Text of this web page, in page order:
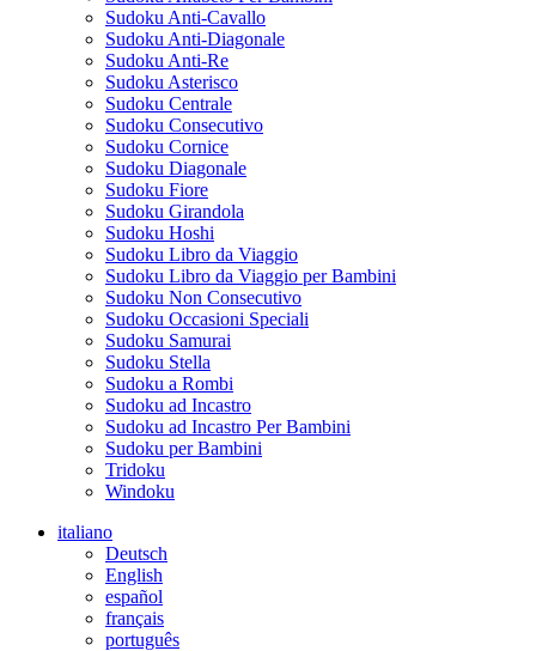
Sudoku Anti-Cavallo
Sudoku Anti-Diagonale
Sudoku Anti-Re
Sudoku Asterisco
Sudoku Centrale
Sudoku Consecutivo
Sudoku Cornice
Sudoku Diagonale
Sudoku Fiore
Sudoku Girandola
Sudoku Hoshi
Sudoku Libro da Viaggio
Sudoku Libro da Viaggio per Bambini
Sudoku Non Consecutivo
Sudoku Occasioni Speciali
Sudoku Samurai
Sudoku Stella
Sudoku a Rombi
Sudoku ad Incastro
Sudoku ad Incastro Per Bambini
Sudoku per Bambini
Tridoku
Windoku
italiano
Deutsch
English
español
français
português